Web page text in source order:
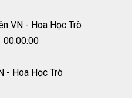
VN - Hoa Học Trò
- Hoa Học Trò